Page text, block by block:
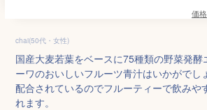
価
chai(50代・女性)
国産大麦若葉をベースに75種類の野菜発酵
ーワのおいしいフルーツ青汁はいかがでし
配合されているのでフルーティーで飲みや
れます。